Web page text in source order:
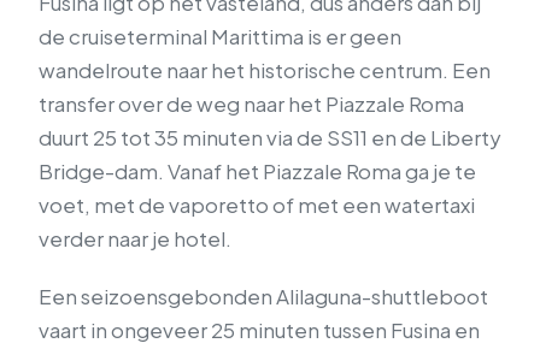
de cruiseterminal Marittima is er geen
wandelroute naar het historische centrum. Een
transfer over de weg naar het Piazzale Roma
duurt 25 tot 35 minuten via de SS11 en de Liberty
Bridge-dam. Vanaf het Piazzale Roma ga je te
voet, met de vaporetto of met een watertaxi
verder naar je hotel.
Een seizoensgebonden Alilaguna-shuttleboot
vaart in ongeveer 25 minuten tussen Fusina en